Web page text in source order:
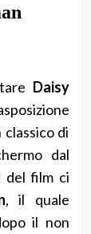
Daisy
di
dal
del film ci
, il quale
il non